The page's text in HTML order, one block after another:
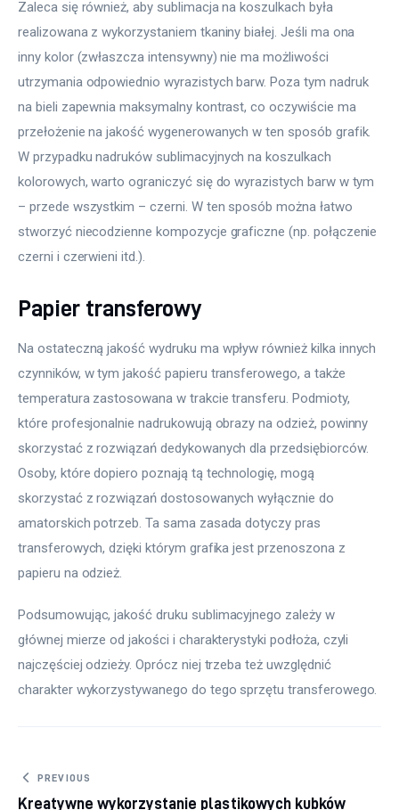
Zaleca się również, aby sublimacja na koszulkach była
realizowana z wykorzystaniem tkaniny białej. Jeśli ma ona
inny kolor (zwłaszcza intensywny) nie ma możliwości
utrzymania odpowiednio wyrazistych barw. Poza tym nadruk
na bieli zapewnia maksymalny kontrast, co oczywiście ma
przełożenie na jakość wygenerowanych w ten sposób grafik.
W przypadku nadruków sublimacyjnych na koszulkach
kolorowych, warto ograniczyć się do wyrazistych barw w tym
– przede wszystkim – czerni. W ten sposób można łatwo
stworzyć niecodzienne kompozycje graficzne (np. połączenie
czerni i czerwieni itd.).
Papier transferowy
Na ostateczną jakość wydruku ma wpływ również kilka innych
czynników, w tym jakość papieru transferowego, a także
temperatura zastosowana w trakcie transferu. Podmioty,
które profesjonalnie nadrukowują obrazy na odzież, powinny
skorzystać z rozwiązań dedykowanych dla przedsiębiorców.
Osoby, które dopiero poznają tą technologię, mogą
skorzystać z rozwiązań dostosowanych wyłącznie do
amatorskich potrzeb. Ta sama zasada dotyczy pras
transferowych, dzięki którym grafika jest przenoszona z
papieru na odzież.
Podsumowując, jakość druku sublimacyjnego zależy w
głównej mierze od jakości i charakterystyki podłoża, czyli
najczęściej odzieży. Oprócz niej trzeba też uwzględnić
charakter wykorzystywanego do tego sprzętu transferowego.
Nawigacja wpisu
PREVIOUS
Kreatywne wykorzystanie plastikowych kubków